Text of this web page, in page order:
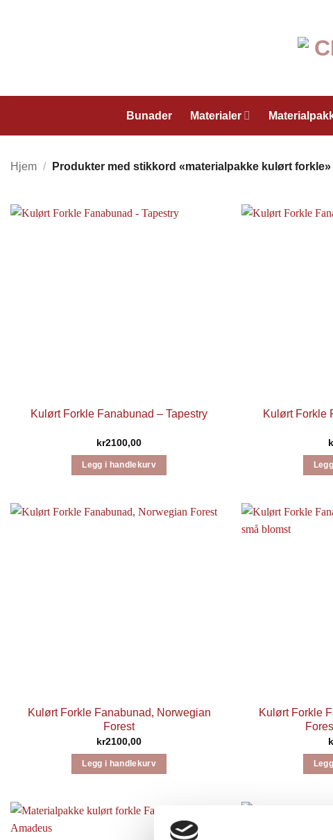
Bunader Materialer
Hjem / Produkter med stikkord «materialpakke kulørt forkle»
Kulørt Forkle Fanabunad – Tapestry
kr2100,00
Legg i handlekurv
Kulørt Forkle
Kulørt Forkle Fanabunad, Norwegian
Forest
kr2100,00
Legg i handlekurv
Kulørt Forkle